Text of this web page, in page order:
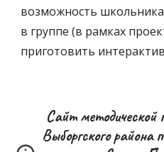
возможность
в группе (в рамках
приготовить
Сайт методической
Выборгского района